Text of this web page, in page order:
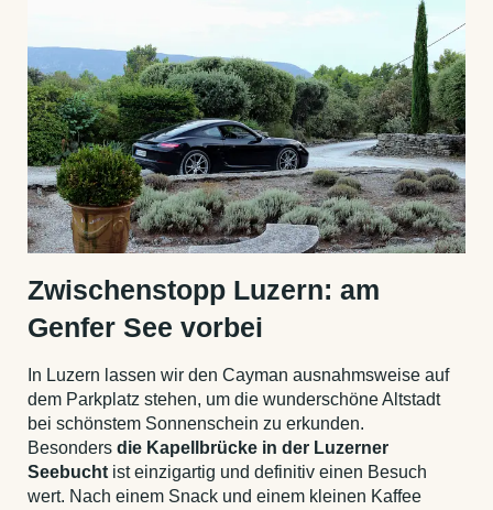
Zwischenstopp Luzern: am
Genfer See vorbei
In Luzern lassen wir den Cayman ausnahmsweise auf
dem Parkplatz stehen, um die wunderschöne Altstadt
bei schönstem Sonnenschein zu erkunden.
Besonders die Kapellbrücke in der Luzerner
Seebucht ist einzigartig und definitiv einen Besuch
wert. Nach einem Snack und einem kleinen Kaffee